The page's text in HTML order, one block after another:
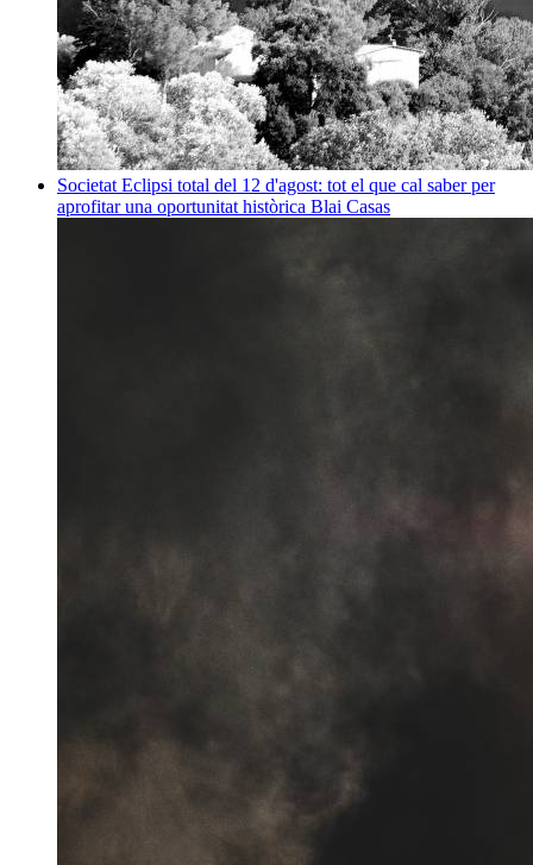
Societat Eclipsi total del 12 d'agost: tot el que cal saber per
aprofitar una oportunitat històrica Blai Casas